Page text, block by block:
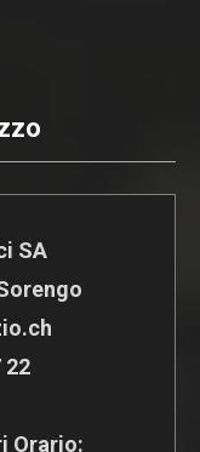
SA
22
Orario: